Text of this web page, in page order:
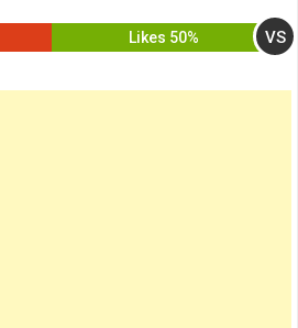
50% Likes VS